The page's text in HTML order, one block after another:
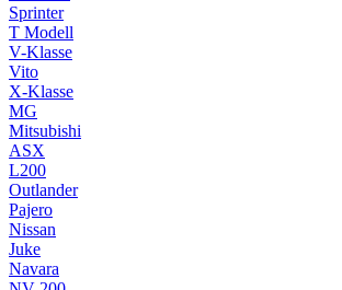
Sprinter
T Modell
V-Klasse
Vito
X-Klasse
MG
Mitsubishi
ASX
L200
Outlander
Pajero
Nissan
Juke
Navara